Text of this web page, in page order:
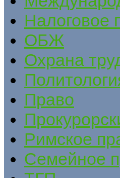
Налоговое
ОБЖ
Охрана
Право
Римское
Семейное